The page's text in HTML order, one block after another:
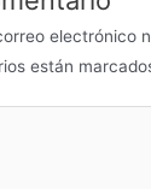
electrónico
están